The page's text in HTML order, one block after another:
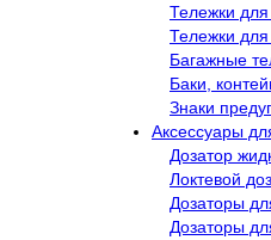
Тележки
Тележки
Багажные
Баки,
Знаки
Аксессуары
Дозатор
Локтевой
Дозаторы
Дозаторы